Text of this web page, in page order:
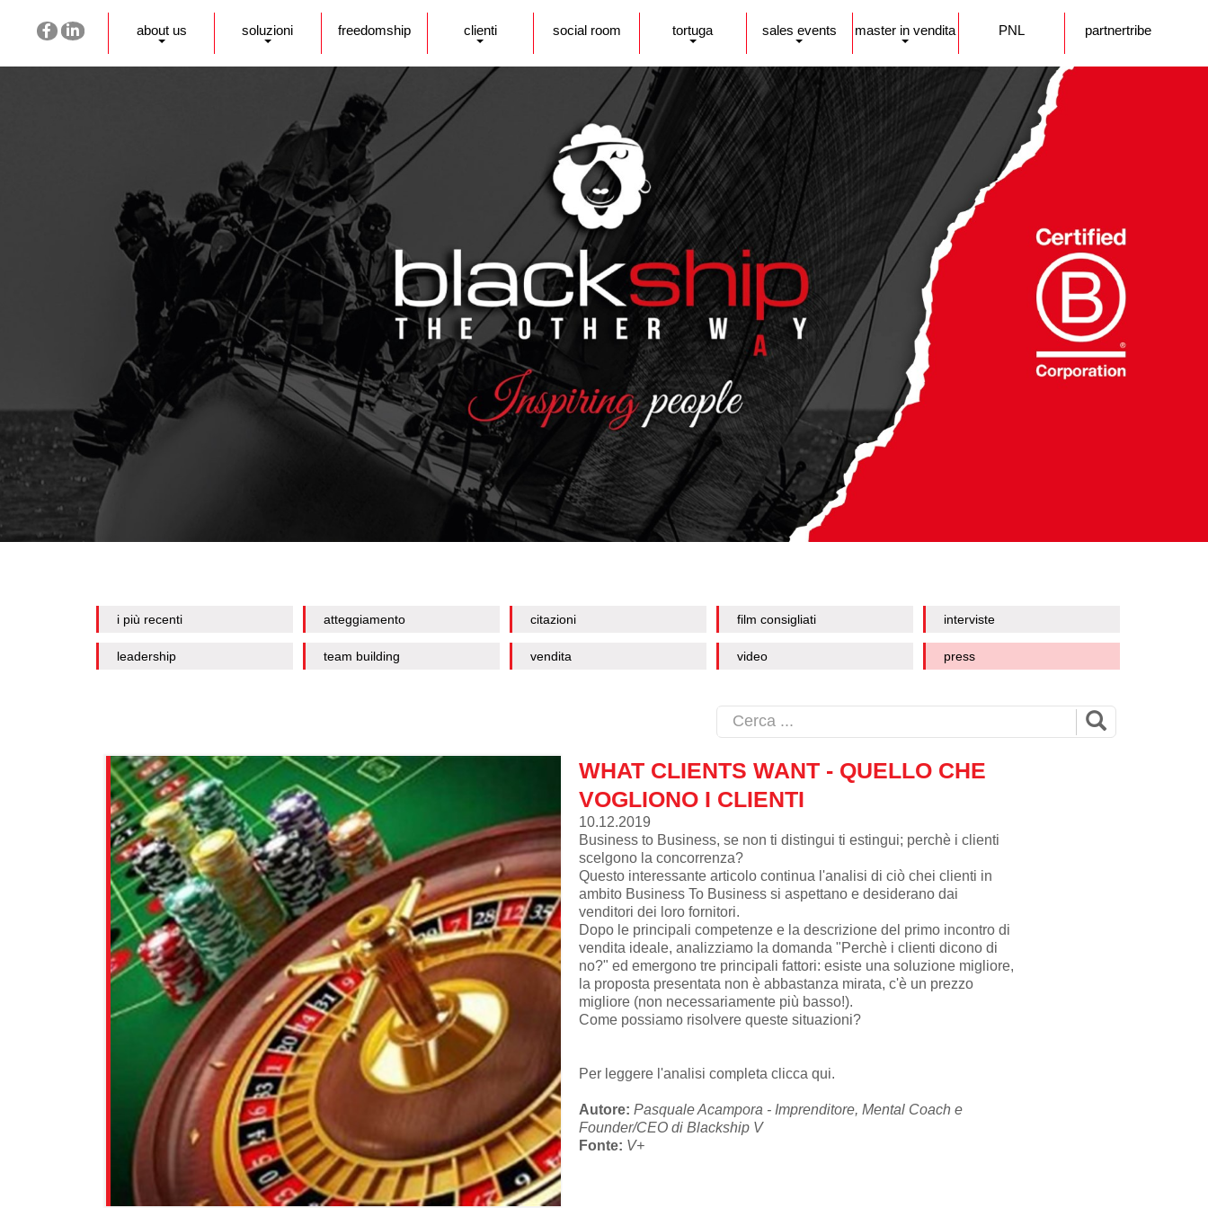
about us soluzioni freedomship clienti social room tortuga sales events master in vendita PNL partnertribe
i più recenti atteggiamento citazioni film consigliati interviste
leadership team building vendita video press
WHAT CLIENTS WANT - QUELLO CHE
VOGLIONO I CLIENTI
10.12.2019
Business to Business, se non ti distingui ti estingui; perchè i clienti
scelgono la concorrenza?
Questo interessante articolo continua l'analisi di ciò chei clienti in
ambito Business To Business si aspettano e desiderano dai
venditori dei loro fornitori.
Dopo le principali competenze e la descrizione del primo incontro di
vendita ideale, analizziamo la domanda "Perchè i clienti dicono di
no?" ed emergono tre principali fattori: esiste una soluzione migliore,
la proposta presentata non è abbastanza mirata, c'è un prezzo
migliore (non necessariamente più basso!).
Come possiamo risolvere queste situazioni?
Per leggere l'analisi completa clicca qui.
Autore: Pasquale Acampora - Imprenditore, Mental Coach e
Founder/CEO di Blackship V
Fonte: V+